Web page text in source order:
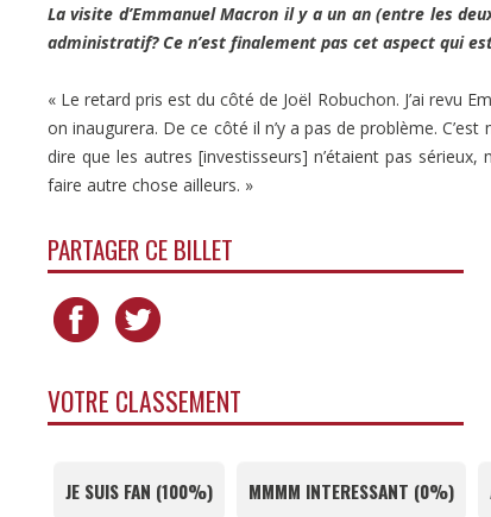
La visite d’Emmanuel Macron il y a un an (entre les
administratif? Ce n’est finalement pas cet aspect qui
« Le retard pris est du côté de Joël Robuchon. J’ai revu
on inaugurera. De ce côté il n’y a pas de problème.
dire que les autres [investisseurs] n’étaient pas
faire autre chose ailleurs. »
PARTAGER CE BILLET
VOTRE CLASSEMENT
JE SUIS FAN (100%) MMMM INTERESSANT (0%)